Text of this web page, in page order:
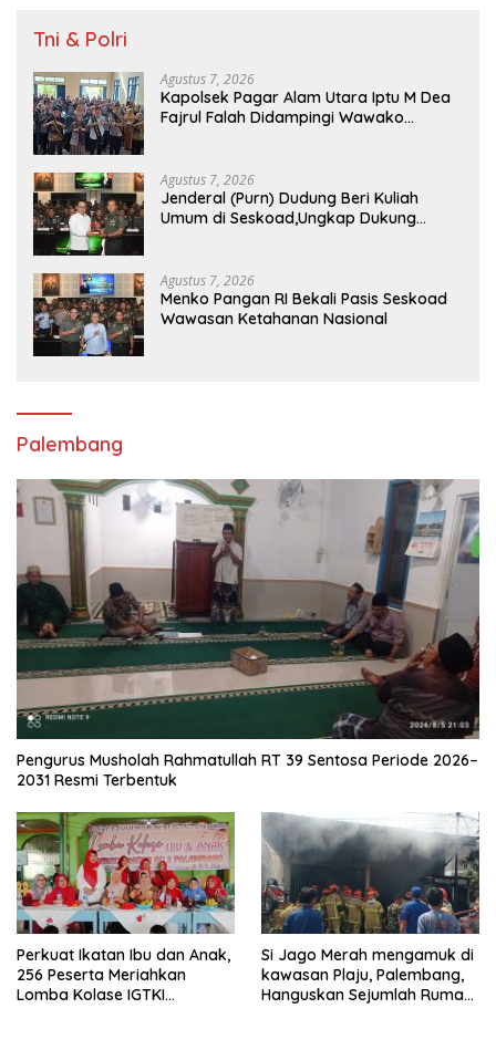
Tni & Polri
Agustus 7, 2026
Kapolsek Pagar Alam Utara Iptu M Dea
Fajrul Falah Didampingi Wawako
Agustus 7, 2026
Jenderal (Purn) Dudung Beri Kuliah
Umum di Seskoad,Ungkap Dukung
Agustus 7, 2026
Menko Pangan RI Bekali Pasis Seskoad
Wawasan Ketahanan Nasional
Palembang
Pengurus Musholah Rahmatullah RT 39 Sentosa Periode 2026–
2031 Resmi Terbentuk
Perkuat Ikatan Ibu dan Anak,
256 Peserta Meriahkan
Lomba Kolase IGTKI
Si Jago Merah mengamuk di
kawasan Plaju, Palembang,
Hanguskan Sejumlah Rumah